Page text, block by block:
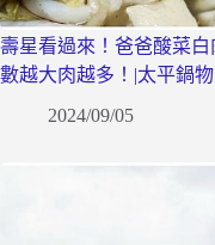
壽星看過來！爸爸酸菜
數越大肉越多！|太平鍋
2024/09/05